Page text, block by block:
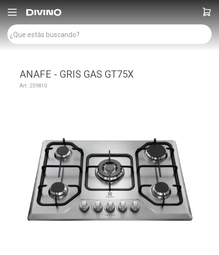

ANAFE - GRIS GAS GT75X
259810